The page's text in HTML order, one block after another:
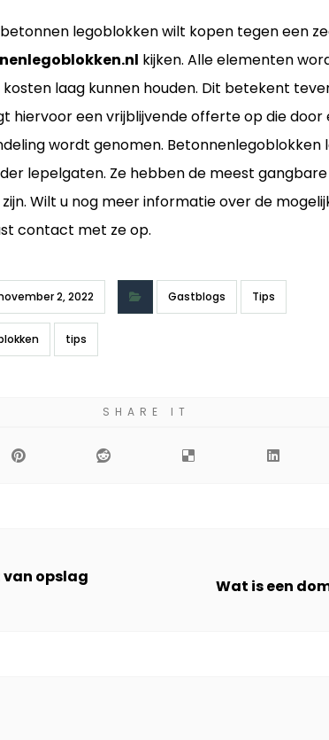
legoblokken wilt kopen tegen een
kijken. Alle elementen
laag kunnen houden. Dit betekent
hiervoor een vrijblijvende offerte op die
wordt genomen.
lepelgaten. Ze hebben de meest
Wilt u nog meer informatie over de
contact met ze op.
2, 2022 Gastblogs Tips
tips
opslag
Wat is een